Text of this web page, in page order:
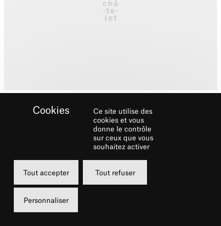
Biographie
Après avoir reçu les précieux conseils de
Pierre Dervaux à l’Ecole Normale de Musique
de Paris puis de Carlo-Maria Giulini et de
Ce site utilise des
cookies et vous
donne le contrôle
sur ceux que vous
souhaitez activer
Tout accepter Tout refuser
Personnaliser